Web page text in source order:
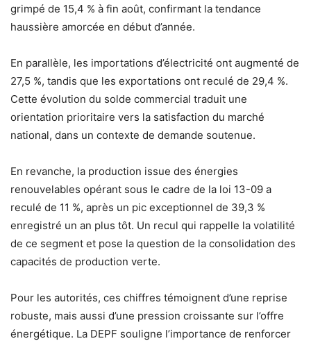
grimpé de 15,4 % à fin août, confirmant la tendance
haussière amorcée en début d’année.
En parallèle, les importations d’électricité ont augmenté de
27,5 %, tandis que les exportations ont reculé de 29,4 %.
Cette évolution du solde commercial traduit une
orientation prioritaire vers la satisfaction du marché
national, dans un contexte de demande soutenue.
En revanche, la production issue des énergies
renouvelables opérant sous le cadre de la loi 13-09 a
reculé de 11 %, après un pic exceptionnel de 39,3 %
enregistré un an plus tôt. Un recul qui rappelle la volatilité
de ce segment et pose la question de la consolidation des
capacités de production verte.
Pour les autorités, ces chiffres témoignent d’une reprise
robuste, mais aussi d’une pression croissante sur l’offre
énergétique. La DEPF souligne l’importance de renforcer